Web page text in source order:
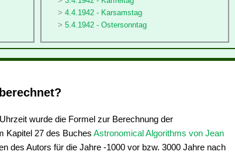
4.4.1942 - Karsamstag
5.4.1942 - Ostersonntag
wurde die Formel zur Berechnung der
Kapitel 27 des Buches Astronomical Algorithms von Jean
des Autors für die Jahre -1000 vor bzw. 3000 Jahre nach